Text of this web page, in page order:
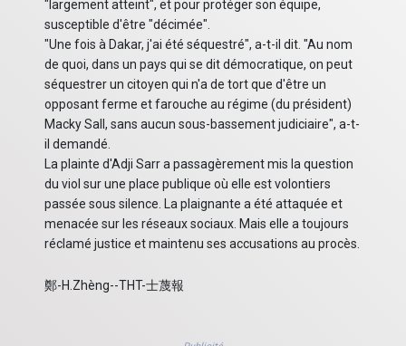
"largement atteint", et pour protéger son équipe,
susceptible d'être "décimée".
"Une fois à Dakar, j'ai été séquestré", a-t-il dit. "Au nom
de quoi, dans un pays qui se dit démocratique, on peut
séquestrer un citoyen qui n'a de tort que d'être un
opposant ferme et farouche au régime (du président)
Macky Sall, sans aucun sous-bassement judiciaire", a-t-
il demandé.
La plainte d'Adji Sarr a passagèrement mis la question
du viol sur une place publique où elle est volontiers
passée sous silence. La plaignante a été attaquée et
menacée sur les réseaux sociaux. Mais elle a toujours
réclamé justice et maintenu ses accusations au procès.
鄭-H.Zhèng--THT-士蔑報